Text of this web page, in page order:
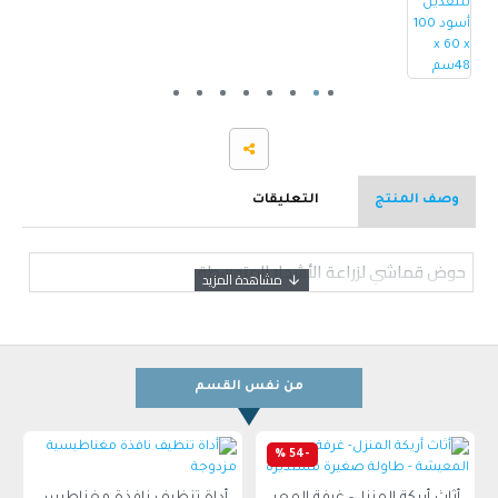
وصف المنتج التعليقات
حوض قماشي لزراعة الأشجار المتوسطة
من نفس القسم
-54 %